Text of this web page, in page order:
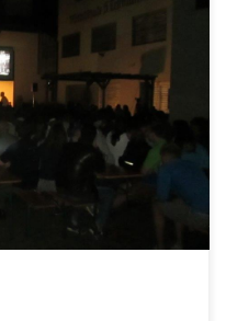
im
Idee einer
Vöraner
zugesteckt
könnten
welches im
Häuser gesorgt hat, in